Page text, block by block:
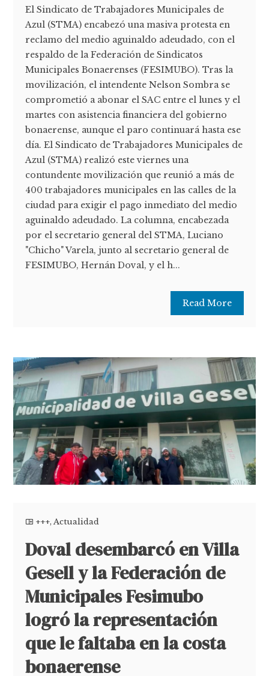
El Sindicato de Trabajadores Municipales de
Azul (STMA) encabezó una masiva protesta en
reclamo del medio aguinaldo adeudado, con el
respaldo de la Federación de Sindicatos
Municipales Bonaerenses (FESIMUBO). Tras la
movilización, el intendente Nelson Sombra se
comprometió a abonar el SAC entre el lunes y el
martes con asistencia financiera del gobierno
bonaerense, aunque el paro continuará hasta ese
día. El Sindicato de Trabajadores Municipales de
Azul (STMA) realizó este viernes una
contundente movilización que reunió a más de
400 trabajadores municipales en las calles de la
ciudad para exigir el pago inmediato del medio
aguinaldo adeudado. La columna, encabezada
por el secretario general del STMA, Luciano
"Chicho" Varela, junto al secretario general de
FESIMUBO, Hernán Doval, y el h...
Read More
+++,Actualidad
Doval desembarcó en Villa
Gesell y la Federación de
Municipales Fesimubo
logró la representación
que le faltaba en la costa
bonaerense